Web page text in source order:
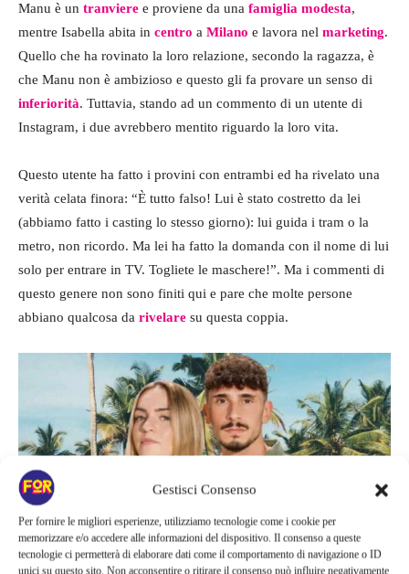
Gestisci Consenso
Per fornire le migliori esperienze, utilizziamo tecnologie come i cookie per
memorizzare e/o accedere alle informazioni del dispositivo. Il consenso a queste
tecnologie ci permetterà di elaborare dati come il comportamento di navigazione o ID
unici su questo sito. Non acconsentire o ritirare il consenso può influire negativamente
Manu è un tranviere e proviene da una famiglia modesta,
mentre Isabella abita in centro a Milano e lavora nel marketing.
Quello che ha rovinato la loro relazione, secondo la ragazza, è
che Manu non è ambizioso e questo gli fa provare un senso di
inferiorità. Tuttavia, stando ad un commento di un utente di
Instagram, i due avrebbero mentito riguardo la loro vita.
Questo utente ha fatto i provini con entrambi ed ha rivelato una
verità celata finora: “È tutto falso! Lui è stato costretto da lei
(abbiamo fatto i casting lo stesso giorno): lui guida i tram o la
metro, non ricordo. Ma lei ha fatto la domanda con il nome di lui
solo per entrare in TV. Togliete le maschere!”. Ma i commenti di
questo genere non sono finiti qui e pare che molte persone
abbiano qualcosa da rivelare su questa coppia.